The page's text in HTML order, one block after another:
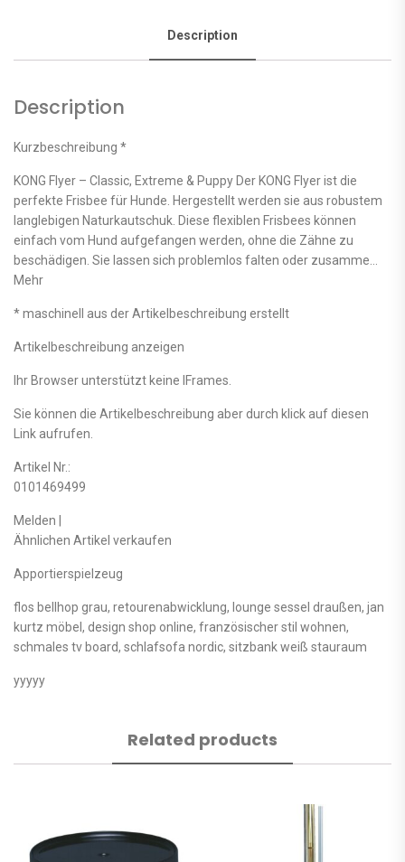
Description
Description
Kurzbeschreibung *
KONG Flyer – Classic, Extreme & Puppy Der KONG Flyer ist die
perfekte Frisbee für Hunde. Hergestellt werden sie aus robustem
langlebigen Naturkautschuk. Diese flexiblen Frisbees können
einfach vom Hund aufgefangen werden, ohne die Zähne zu
beschädigen. Sie lassen sich problemlos falten oder zusamme…
Mehr
* maschinell aus der Artikelbeschreibung erstellt
Artikelbeschreibung anzeigen
Ihr Browser unterstützt keine IFrames.
Sie können die Artikelbeschreibung aber durch klick auf diesen
Link aufrufen.
Artikel Nr.:
0101469499
Melden |
Ähnlichen Artikel verkaufen
Apportierspielzeug
flos bellhop grau, retourenabwicklung, lounge sessel draußen, jan
kurtz möbel, design shop online, französischer stil wohnen,
schmales tv board, schlafsofa nordic, sitzbank weiß stauraum
yyyyy
Related products